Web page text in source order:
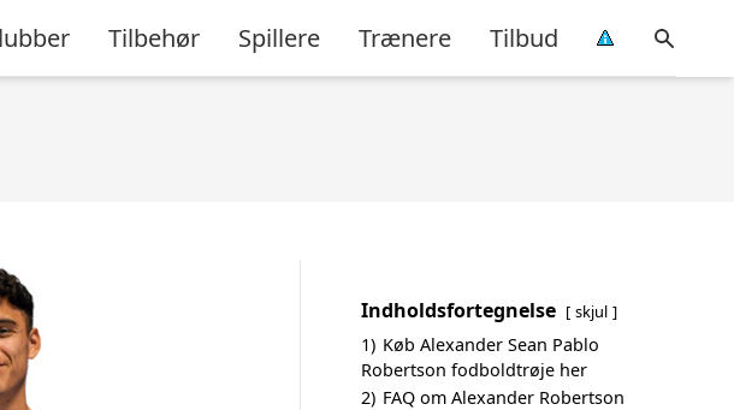
Tilbehør Spillere Trænere Tilbud
Indholdsfortegnelse skjul
1) Køb Alexander Sean Pablo
Robertson fodboldtrøje her
2) FAQ om Alexander Robertson